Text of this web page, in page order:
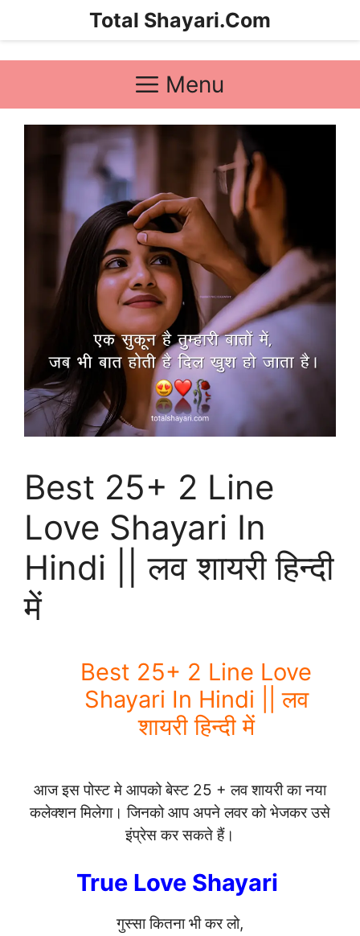
Total Shayari.Com
Menu
Best 25+ 2 Line
Love Shayari In
Hindi || लव शायरी हिन्दी
में
Best 25+ 2 Line Love
Shayari In Hindi || लव
शायरी हिन्दी में
आज इस पोस्ट मे आपको बेस्ट 25 + लव शायरी का नया
कलेक्शन मिलेगा। जिनको आप अपने लवर को भेजकर उसे
इंप्रेस कर सकते हैं।
True Love Shayari
गुस्सा कितना भी कर लो,